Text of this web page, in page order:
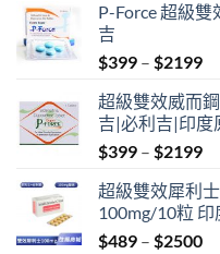
P-Force 超級雙
吉
$399 – $2199
超級雙效威而
吉|必利吉|印度
$399 – $2199
超級雙效犀利
100mg/10粒 印
$489 – $2500